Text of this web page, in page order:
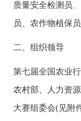
质量安全检测员
员、农作物植保
二、组织领导
第七届全国农业
农村部、人力资
大赛组委会(见附